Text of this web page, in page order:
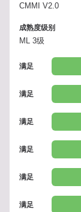
CMMI V2.0
成熟度级别
ML 3级
满足
满足
满足
满足
满足
满足